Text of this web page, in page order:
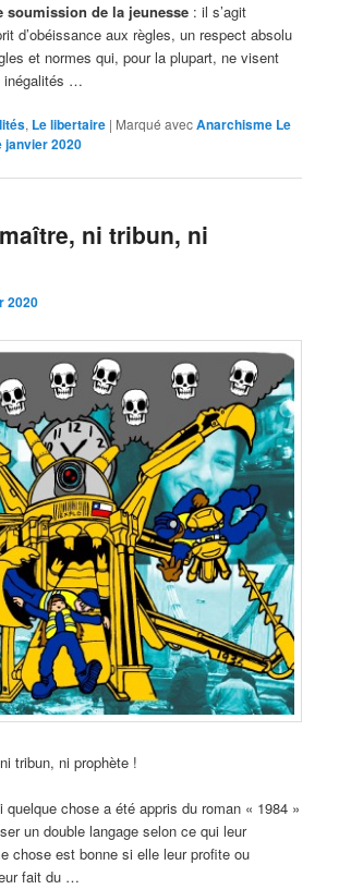
soumission de la jeunesse : il s’agit
d’obéissance aux règles, un respect absolu
et normes qui, pour la plupart, ne visent
inégalités …
, Le libertaire | Marqué avecAnarchisme Le
janvier 2020
ni tribun, ni
2020
tribun, ni prophète !
quelque chose a été appris du roman « 1984 »
un double langage selon ce qui leur
chose est bonne si elle leur profite ou
fait du …